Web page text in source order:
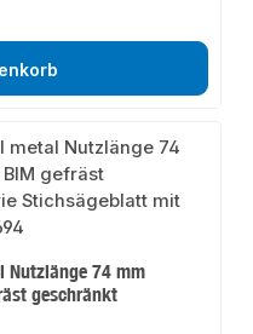
Nutzlänge 74 mm
geschränkt